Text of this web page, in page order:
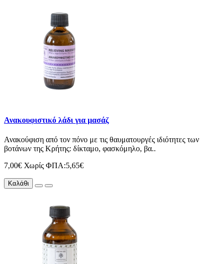
Ανακουφιστικό λάδι για μασάζ
Ανακoύφιση από τον πόνο με τις θαυματουργές ιδιότητες των
βοτάνων της Κρήτης: δίκταμο, φασκόμηλο, βα..
7,00€ Χωρίς ΦΠΑ:5,65€
Καλάθι